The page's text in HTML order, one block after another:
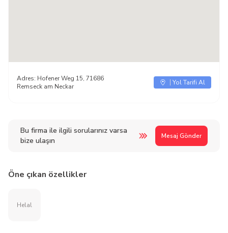
Bu firma ile ilgili sorularınız varsa
bize ulaşın
Mesaj Gönder
Adres: Hofener Weg 15, 71686
Remseck am Neckar
Yol Tarifi Al
Öne çıkan özellikler
Helal